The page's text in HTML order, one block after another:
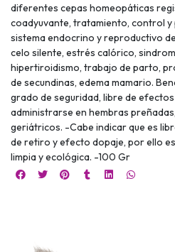
diferentes cepas homeopáticas
coadyuvante, tratamiento, control
sistema endocrino y reproductivo
celo silente, estrés calórico,
hipertiroidismo, trabajo de parto,
de secundinas, edema mamario.
grado de seguridad, libre de
administrarse en hembras
geriátricos. -Cabe indicar que es
de retiro y efecto dopaje, por ello
limpia y ecológica. -100 Gr